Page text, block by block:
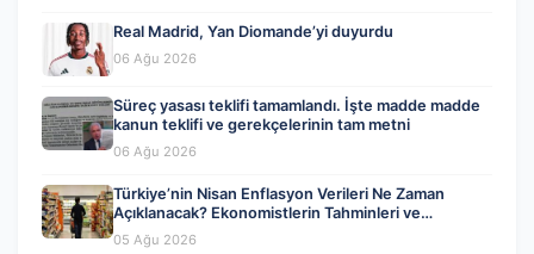
Real Madrid, Yan Diomande’yi duyurdu
06 Ağu 2026
Süreç yasası teklifi tamamlandı. İşte madde madde
kanun teklifi ve gerekçelerinin tam metni
06 Ağu 2026
Türkiye’nin Nisan Enflasyon Verileri Ne Zaman
Açıklanacak? Ekonomistlerin Tahminleri ve
Beklentiler
05 Ağu 2026